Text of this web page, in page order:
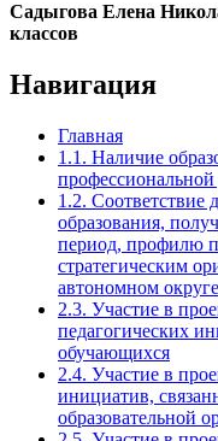
Садыгова Елена
классов
Навигация
Главная
1.1. Наличие
профессиональной
1.2. Соответствие
образования,
период, профилю
стратегическим
автономном округе
2.3. Участие в
педагогических
обучающихся
2.4. Участие в
инициатив,
образовательной